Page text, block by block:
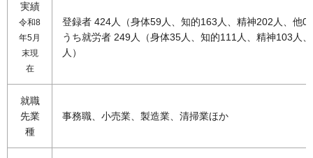
実績
令和8
年5月
末現
在
登録者 424人（身体59人、知的163人、精神202人、他0
うち就労者 249人（身体35人、知的111人、精神103人
人）
就職
先業
種
事務職、小売業、製造業、清掃業ほか